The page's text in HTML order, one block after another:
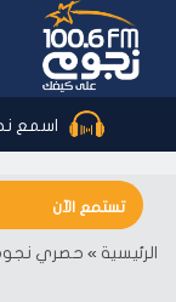
اسمع
تستمع الآن
نجوم اف ام -
الرئيسية » حصري